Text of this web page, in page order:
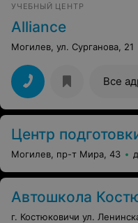
УЧЕБНЫЙ ЦЕНТР
Alliance
Могилев, ул. Сурганова, 21
Все
Центр подготовки вождению Белорусско-
Могилев, пр-т Мира, 43
Автошкола
г. Костюковичи ул.